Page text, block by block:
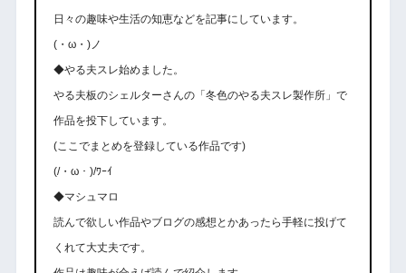
日々の趣味や生活の知恵などを記事にしています。
(・ω・)ノ
◆やる夫スレ始めました。
やる夫板のシェルターさんの「冬色のやる夫スレ製作所」で
作品を投下しています。
(ここでまとめを登録している作品です)
(/・ω・)/ﾜｰｲ
◆マシュマロ
読んで欲しい作品やブログの感想とかあったら手軽に投げて
くれて大丈夫です。